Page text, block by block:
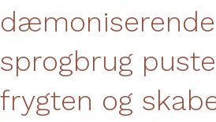
dæmoniserende
sprogbrug
frygten og